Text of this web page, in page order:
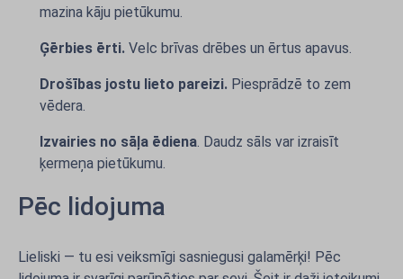
mazina kāju pietūkumu.
Ģērbies ērti. Velc brīvas drēbes un ērtus apavus.
Drošības jostu lieto pareizi. Piesprādzē to zem
vēdera.
Izvairies no sāļa ēdiena. Daudz sāls var izraisīt
ķermeņa pietūkumu.
Pēc lidojuma
Lieliski — tu esi veiksmīgi sasniegusi galamērķi! Pēc